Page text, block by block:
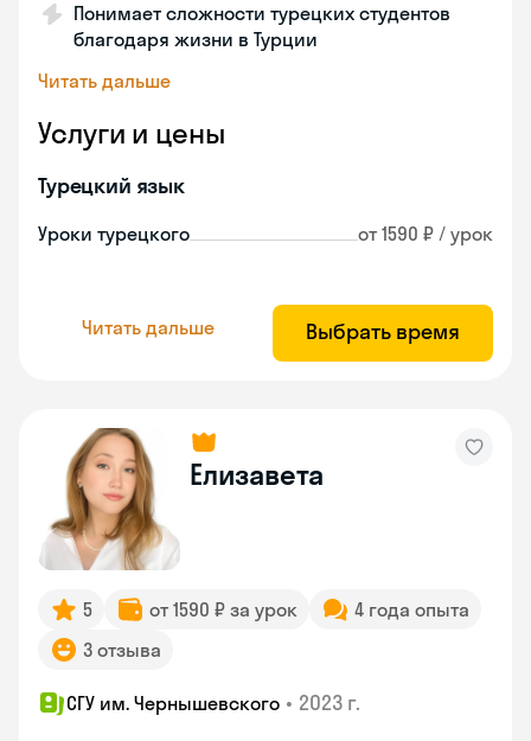
Понимает сложности турецких студентов
благодаря жизни в Турции
Читать дальше
Услуги и цены
Турецкий язык
Уроки турецкого от 1590 ₽ / урок
Читать дальше Выбрать время
Елизавета
5 от 1590 ₽ за урок
4 года опыта
3 отзыва
СГУ им. Чернышевского • 2023 г.